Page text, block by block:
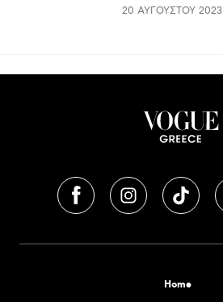
20 ΑΥΓΟΎΣΤΟΥ 2023
Home